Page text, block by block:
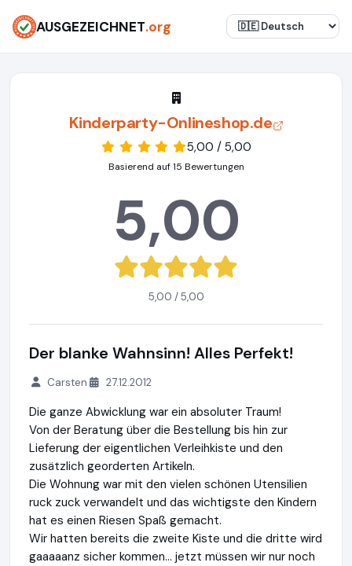
AUSGEZEICHNET.org
Kinderparty-Onlineshop.de
5,00 / 5,00
Basierend auf 15 Bewertungen
5,00
5,00 / 5,00
Der blanke Wahnsinn! Alles Perfekt!
Carsten 27.12.2012
Die ganze Abwicklung war ein absoluter Traum!
Von der Beratung über die Bestellung bis hin zur
Lieferung der eigentlichen Verleihkiste und den
zusätzlich georderten Artikeln.
Die Wohnung war mit den vielen schönen Utensilien
ruck zuck verwandelt und das wichtigste den Kindern
hat es einen Riesen Spaß gemacht.
Wir hatten bereits die zweite Kiste und die dritte wird
gaaaaanz sicher kommen... jetzt müssen wir nur noch